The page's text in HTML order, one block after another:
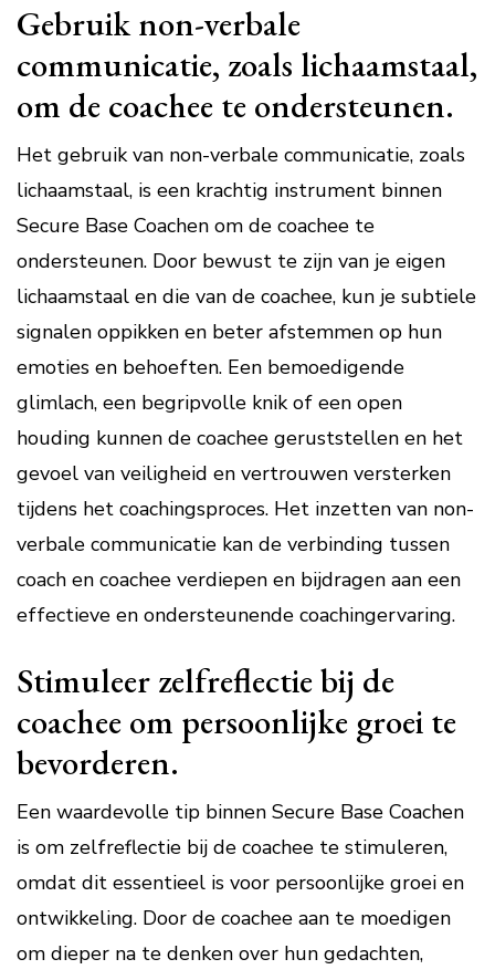
Gebruik non-verbale
communicatie, zoals lichaamstaal,
om de coachee te ondersteunen.
Het gebruik van non-verbale communicatie, zoals
lichaamstaal, is een krachtig instrument binnen
Secure Base Coachen om de coachee te
ondersteunen. Door bewust te zijn van je eigen
lichaamstaal en die van de coachee, kun je subtiele
signalen oppikken en beter afstemmen op hun
emoties en behoeften. Een bemoedigende
glimlach, een begripvolle knik of een open
houding kunnen de coachee geruststellen en het
gevoel van veiligheid en vertrouwen versterken
tijdens het coachingsproces. Het inzetten van non-
verbale communicatie kan de verbinding tussen
coach en coachee verdiepen en bijdragen aan een
effectieve en ondersteunende coachingervaring.
Stimuleer zelfreflectie bij de
coachee om persoonlijke groei te
bevorderen.
Een waardevolle tip binnen Secure Base Coachen
is om zelfreflectie bij de coachee te stimuleren,
omdat dit essentieel is voor persoonlijke groei en
ontwikkeling. Door de coachee aan te moedigen
om dieper na te denken over hun gedachten,